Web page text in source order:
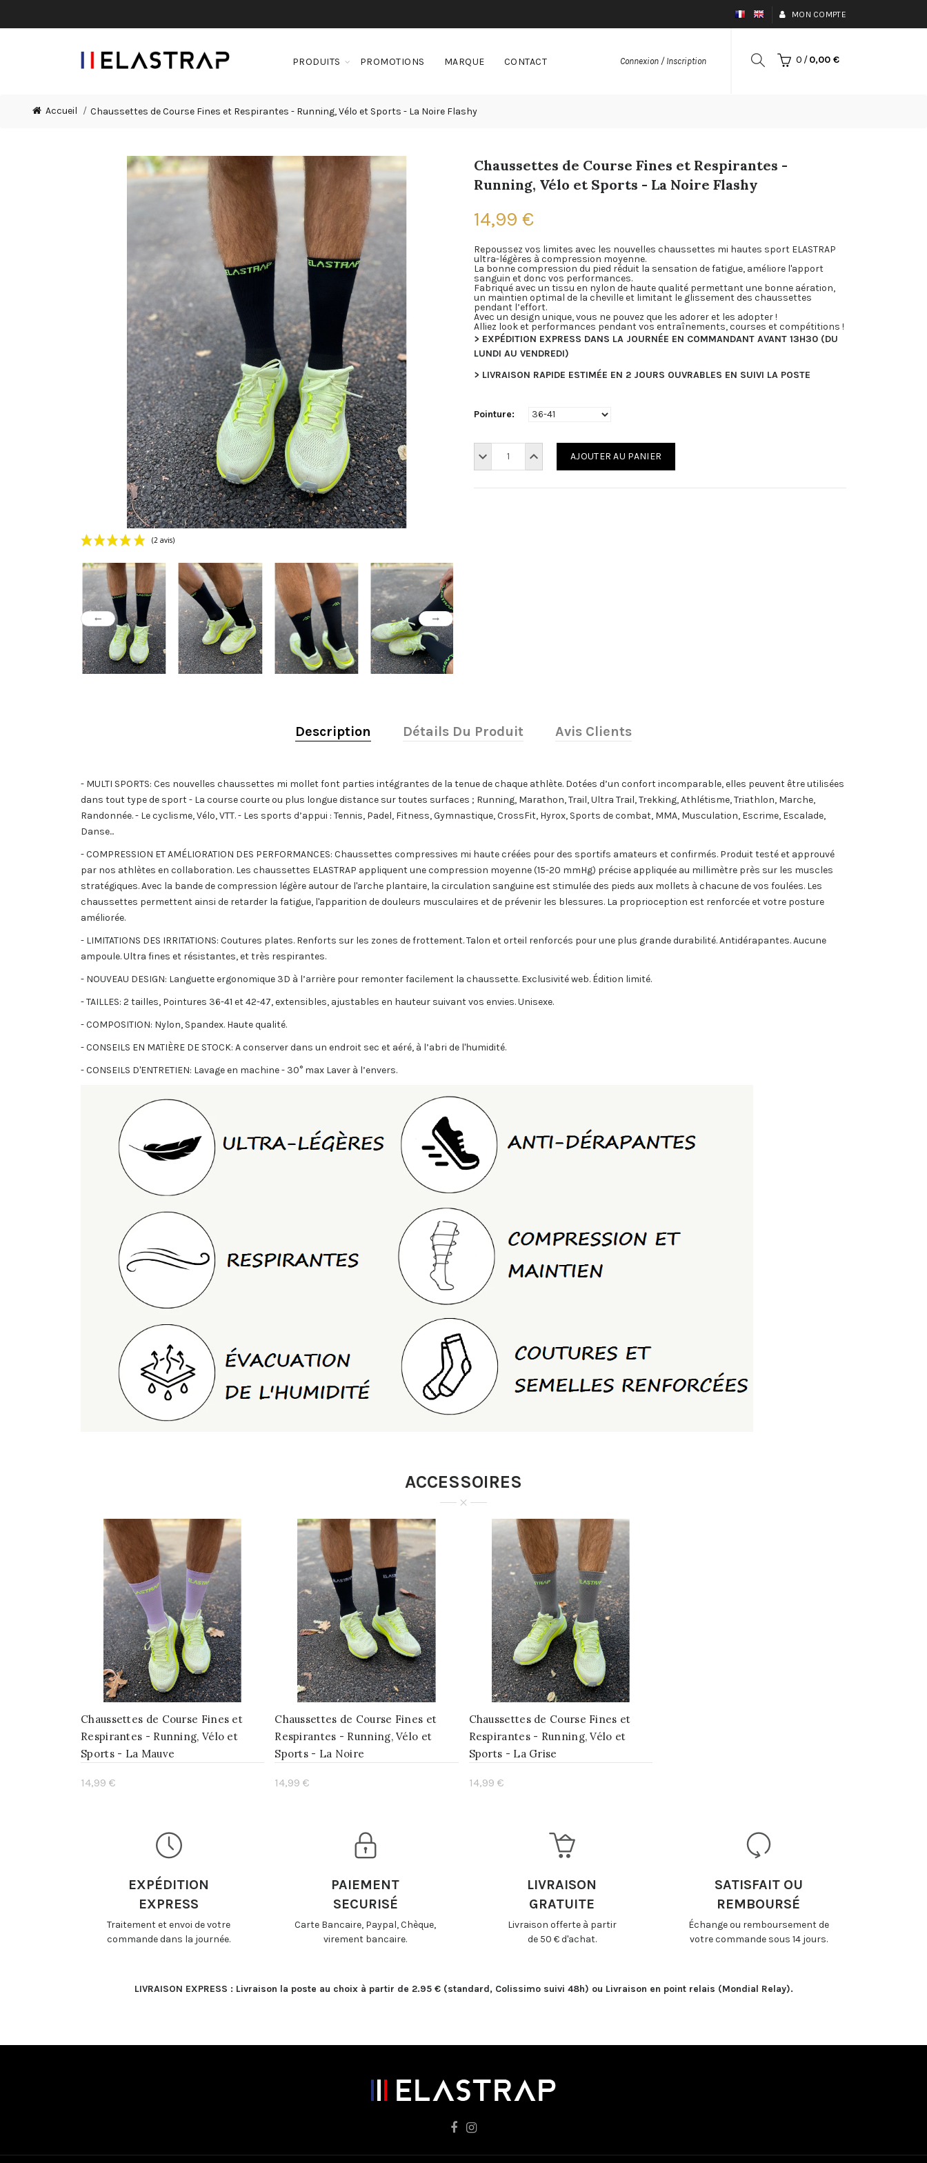
MON COMPTE
PRODUITS PROMOTIONS MARQUE CONTACT Connexion / Inscription 0 /0,00 €
Accueil Chaussettes de Course Fines et Respirantes - Running, Vélo et Sports - La Noire Flashy
(2 avis)
Chaussettes de Course Fines et Respirantes -
Running, Vélo et Sports - La Noire Flashy
14,99 €
Repoussez vos limites avec les nouvelles chaussettes mi hautes sport ELASTRAP
ultra-légères à compression moyenne.
La bonne compression du pied réduit la sensation de fatigue, améliore l'apport
sanguin et donc vos performances.
Fabriqué avec un tissu en nylon de haute qualité permettant une bonne aération,
un maintien optimal de la cheville et limitant le glissement des chaussettes
pendant l’effort.
Avec un design unique, vous ne pouvez que les adorer et les adopter !
Alliez look et performances pendant vos entraînements, courses et compétitions !
> EXPÉDITION EXPRESS DANS LA JOURNÉE EN COMMANDANT AVANT 13H30 (DU
LUNDI AU VENDREDI)
> LIVRAISON RAPIDE ESTIMÉE EN 2 JOURS OUVRABLES EN SUIVI LA POSTE
Pointure:
AJOUTER AU PANIER
Description Détails Du Produit Avis Clients
- MULTI SPORTS: Ces nouvelles chaussettes mi mollet font parties intégrantes de la tenue de chaque athlète. Dotées d’un confort incomparable, elles peuvent être utilisées
dans tout type de sport - La course courte ou plus longue distance sur toutes surfaces ; Running, Marathon, Trail, Ultra Trail, Trekking, Athlétisme, Triathlon, Marche,
Randonnée. - Le cyclisme, Vélo, VTT. - Les sports d’appui : Tennis, Padel, Fitness, Gymnastique, CrossFit, Hyrox, Sports de combat, MMA, Musculation, Escrime, Escalade,
Danse...
- COMPRESSION ET AMÉLIORATION DES PERFORMANCES: Chaussettes compressives mi haute créées pour des sportifs amateurs et confirmés. Produit testé et approuvé
par nos athlètes en collaboration. Les chaussettes ELASTRAP appliquent une compression moyenne (15-20 mmHg) précise appliquée au millimètre près sur les muscles
stratégiques. Avec la bande de compression légère autour de l'arche plantaire, la circulation sanguine est stimulée des pieds aux mollets à chacune de vos foulées. Les
chaussettes permettent ainsi de retarder la fatigue, l'apparition de douleurs musculaires et de prévenir les blessures. La proprioception est renforcée et votre posture
améliorée.
- LIMITATIONS DES IRRITATIONS: Coutures plates. Renforts sur les zones de frottement. Talon et orteil renforcés pour une plus grande durabilité. Antidérapantes. Aucune
ampoule. Ultra fines et résistantes, et très respirantes.
- NOUVEAU DESIGN: Languette ergonomique 3D à l’arrière pour remonter facilement la chaussette. Exclusivité web. Édition limité.
- TAILLES: 2 tailles, Pointures 36-41 et 42-47, extensibles, ajustables en hauteur suivant vos envies. Unisexe.
- COMPOSITION: Nylon, Spandex. Haute qualité.
- CONSEILS EN MATIÈRE DE STOCK: A conserver dans un endroit sec et aéré, à l’abri de l'humidité.
- CONSEILS D'ENTRETIEN: Lavage en machine - 30° max Laver à l’envers.
ACCESSOIRES
Chaussettes de Course Fines et
Respirantes - Running, Vélo et
Sports - La Mauve
14,99 €
Chaussettes de Course Fines et
Respirantes - Running, Vélo et
Sports - La Noire
14,99 €
Chaussettes de Course Fines et
Respirantes - Running, Vélo et
Sports - La Grise
14,99 €
EXPÉDITION
EXPRESS
Traitement et envoi de votre
commande dans la journée.
PAIEMENT
SECURISÉ
Carte Bancaire, Paypal, Chèque,
virement bancaire.
LIVRAISON
GRATUITE
Livraison offerte à partir
de 50 € d'achat.
SATISFAIT OU
REMBOURSÉ
Échange ou remboursement de
votre commande sous 14 jours.
LIVRAISON EXPRESS : Livraison la poste au choix à partir de 2.95 € (standard, Colissimo suivi 48h) ou Livraison en point relais (Mondial Relay).